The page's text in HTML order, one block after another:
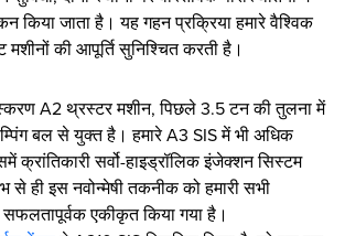
किया जाता है। यह गहन प्रक्रिया हमारे वैश्विक
मशीनों की आपूर्ति सुनिश्चित करती है।
A2 थ्रस्टर मशीन, पिछले 3.5 टन की तुलना में
बल से युक्त है। हमारे A3 SIS में भी अधिक
क्रांतिकारी सर्वो-हाइड्रॉलिक इंजेक्शन सिस्टम
से ही इस नवोन्मेषी तकनीक को हमारी सभी
सफलतापूर्वक एकीकृत किया गया है।